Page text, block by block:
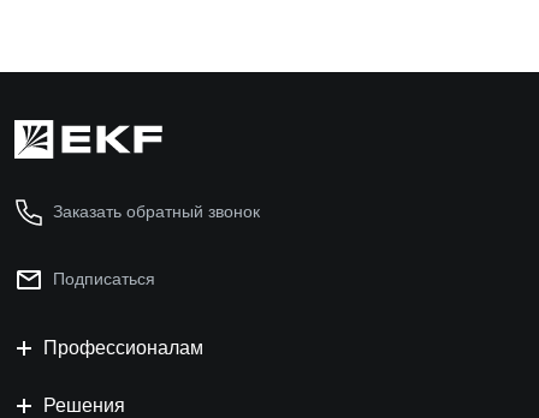
Заказать обратный звонок
Подписаться
Профессионалам
Решения